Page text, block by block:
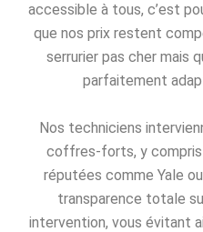
accessible à tous, c’est
que nos prix restent
serrurier pas cher mais
parfaitement
Nos techniciens
coffres-forts, y compris
réputées comme Yale
transparence totale
intervention, vous évitant